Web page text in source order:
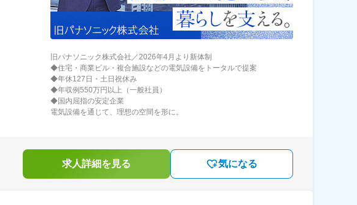
旧パナソニック株式会社／2026年4月より新体制
◆住宅・商業ビル・複合施設などの電気設備をトータルで提案
◆年休127日・土日祝休み
◆年収例550万円以上（一般社員）
◆国内屈指の安定企業
電気設備を通じて、理想の空間を形に。
求人詳細を見る 気になる